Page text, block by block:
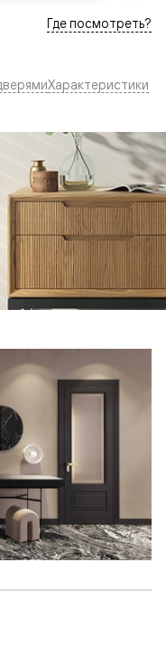
Где посмотреть?
Характеристики